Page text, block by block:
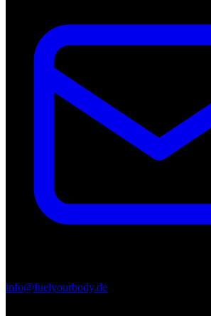
info@fuelyourbody.de